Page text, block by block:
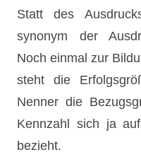
Statt des
synonym der
Noch einmal zur
steht die
Nenner die
Kennzahl sich ja
bezieht.